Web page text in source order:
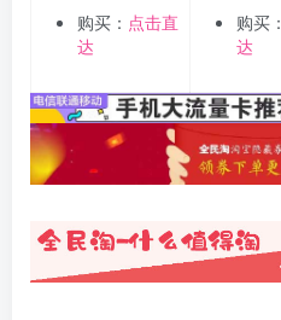
购买： 点击直
达
购买：
达